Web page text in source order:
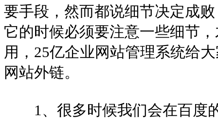
要手段，然而都说细节决定成
它的时候必须要注意一些细节
用，25亿企业网站管理系统给
网站外链。
1、很多时候我们会在百度